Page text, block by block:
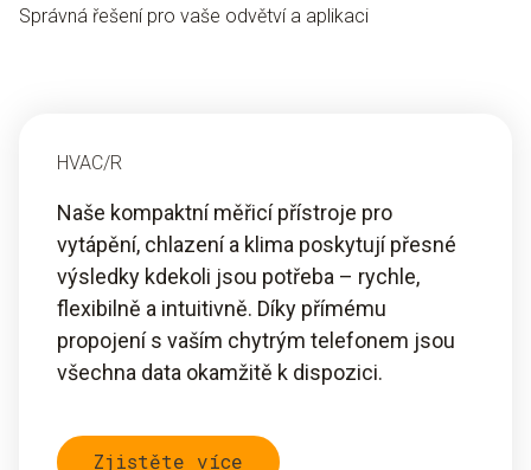
Správná řešení pro vaše odvětví a aplikaci
HVAC/R
Naše kompaktní měřicí přístroje pro
vytápění, chlazení a klima poskytují přesné
výsledky kdekoli jsou potřeba – rychle,
flexibilně a intuitivně. Díky přímému
propojení s vaším chytrým telefonem jsou
všechna data okamžitě k dispozici.
Zjistěte více